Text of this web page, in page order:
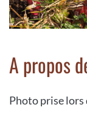
A propos
Photo prise lors